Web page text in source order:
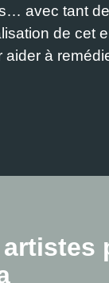
avec tant
de cet
à